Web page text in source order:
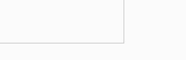
2026